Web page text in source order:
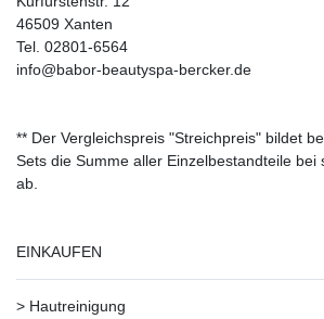
46509 Xanten
Tel. 02801-6564
info@babor-beautyspa-bercker.de
** Der Vergleichspreis "Streichpreis" bildet
Sets die Summe aller Einzelbestandteile bei
ab.
EINKAUFEN
> Hautreinigung